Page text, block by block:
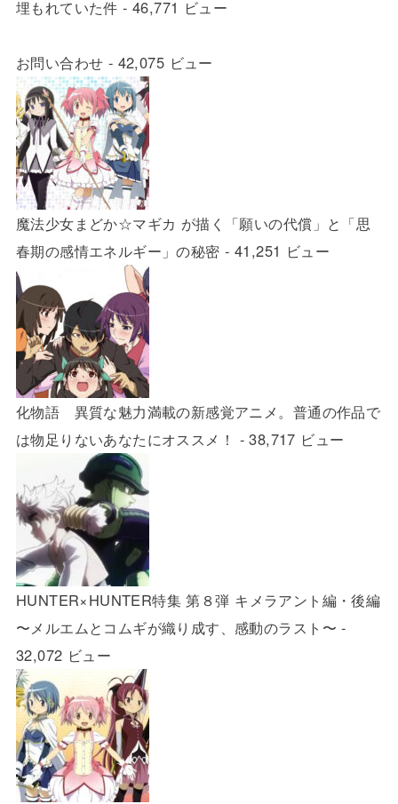
埋もれていた件 - 46,771 ビュー
お問い合わせ - 42,075 ビュー
魔法少女まどか☆マギカ が描く「願いの代償」と「思
春期の感情エネルギー」の秘密 - 41,251 ビュー
化物語 異質な魅力満載の新感覚アニメ。普通の作品で
は物足りないあなたにオススメ！ - 38,717 ビュー
HUNTER×HUNTER特集 第８弾 キメラアント編・後編
〜メルエムとコムギが織り成す、感動のラスト〜 -
32,072 ビュー